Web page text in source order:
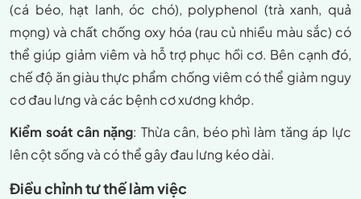
(cá béo, hạt lanh, óc chó), polyphenol (trà xanh, quả
mọng) và chất chống oxy hóa (rau củ nhiều màu sắc) có
thể giúp giảm viêm và hỗ trợ phục hồi cơ. Bên cạnh đó,
chế độ ăn giàu thực phẩm chống viêm có thể giảm nguy
cơ đau lưng và các bệnh cơ xương khớp.
Kiểm soát cân nặng: Thừa cân, béo phì làm tăng áp lực
lên cột sống và có thể gây đau lưng kéo dài.
Điều chỉnh tư thế làm việc